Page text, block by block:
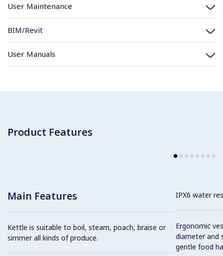
User Maintenance
BIM/Revit
User Manuals
Product Features
Main Features
Kettle is suitable to boil, steam, poach, braise or
simmer all kinds of produce.
IPX6 water
Ergonomic
diameter and
gentle food